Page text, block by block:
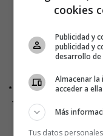
* Los concursantes
TST se reserva el
cookies
Publicidad y
publicidad y
desarrollo de
Almacenar
acceder a ella
Más
Tus datos